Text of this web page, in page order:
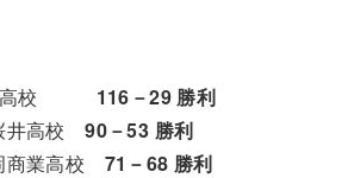
高校 116－29 勝利
井高校90－53 勝利
業高校 71－68 勝利